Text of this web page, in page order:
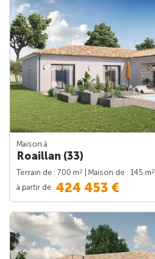
Maison à
Roaillan (33)
Terrain de : 700 m2 | Maison de : 145 m2
à partir de 424 453 €